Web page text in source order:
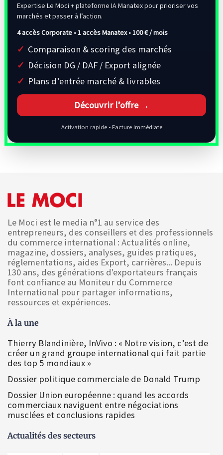
Expertise Le Moci + plateforme IA Manatex pour prioriser vos
marchés et passer à l’action.
4 accès Corporate • 1 accès Manatex •100 € / mois
Comparaison & scoring des marchés
Décision DG / DAF / Export alignée
Plans d’entrée marché & livrables
Découvrir l’offre →
Activation rapide • Facture immédiate
Le Moci est le media n°1 au service des
entrepreneurs, des conseillers et des professionnels
du commerce international : Actualités online,
magazine, dossiers, analyses, guides pratiques,
réglementations, aides Export, carrières... Depuis
130 ans, des générations d'exportateurs français
font confiance au Moniteur du Commerce
International pour partager informations,
ressources et expériences.
À la une
Thierry Blandinière, InVivo : « Notre vision, c’est de
créer un grand groupe international qui fait partie
des top 5 mondiaux »
Dossier politique commerciale de Donald Trump
Dossier Union européenne : quand les accords
commerciaux naviguent entre négociations
musclées et conclusions rapides
Actualités des secteurs